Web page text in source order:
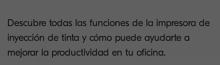
Descubre todas las funciones de la impresora de
inyección de tinta y cómo puede ayudarte a
mejorar la productividad en tu oficina.